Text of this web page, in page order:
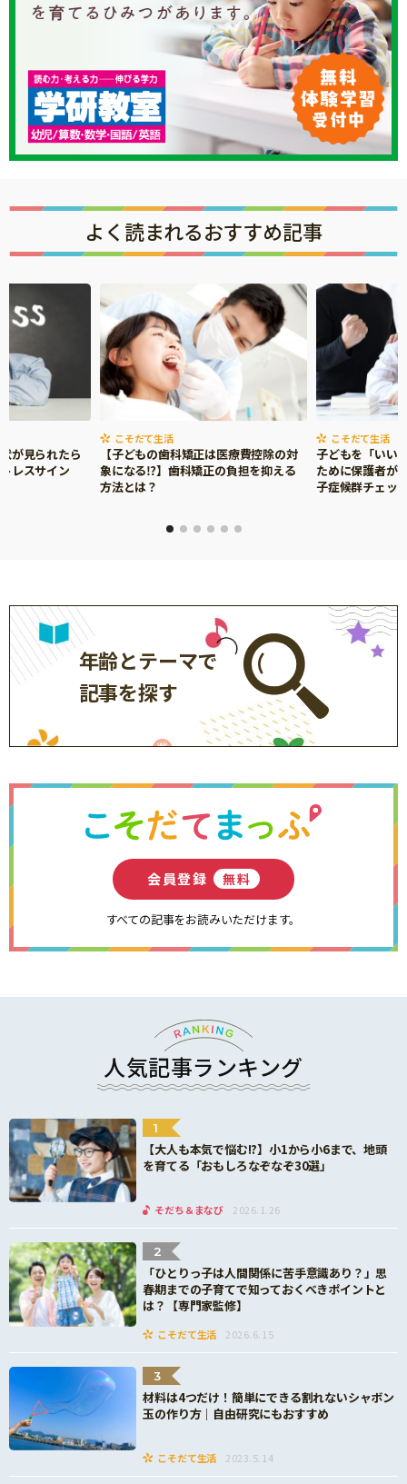
よく読まれるおすすめ記事
が見られたら
レスサイン
こそだて生活
【子どもの歯科矯正は医療費控除の対
象になる⁉】歯科矯正の負担を抑える
方法とは？
こそだて生活
子どもを「いい
ために保護者が
子症候群チェッ
年齢とテーマで
記事を探す
会員登録 無料
すべての記事をお読みいただけます。
人気記事ランキング
1
【大人も本気で悩む!?】小1から小6まで、地頭
を育てる「おもしろなぞなぞ30選」
そだち＆まなび 2026.1.26
2
「ひとりっ子は人間関係に苦手意識あり？」思
春期までの子育てで知っておくべきポイントと
は？【専門家監修】
こそだて生活 2026.6.15
3
材料は4つだけ！簡単にできる割れないシャボン
玉の作り方｜自由研究にもおすすめ
こそだて生活 2023.5.14